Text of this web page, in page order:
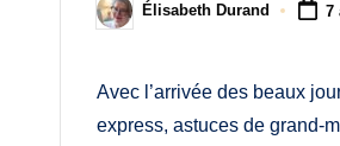
Posted
by
Élisabeth Durand 7
Avec l’arrivée des beaux
express, astuces de grand-